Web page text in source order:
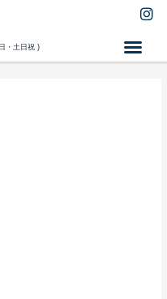
I
・土日祝 )